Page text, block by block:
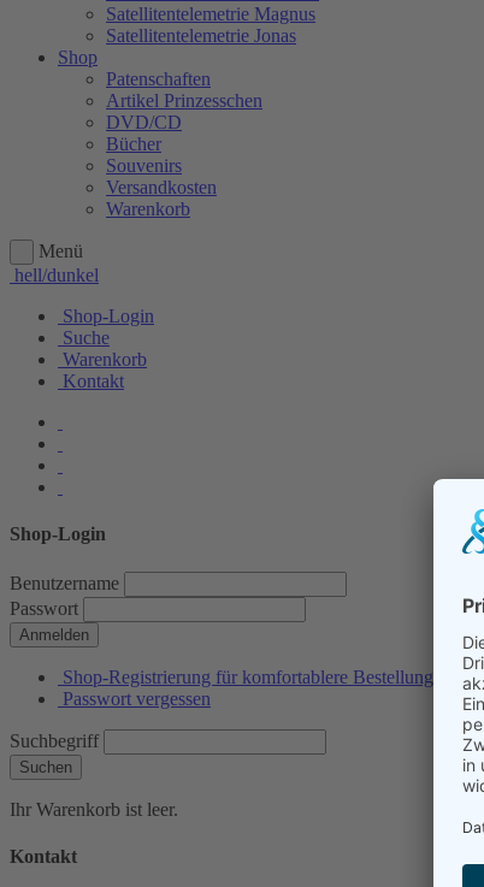
Satellitentelemetrie Magnus
Satellitentelemetrie Jonas
Shop
Patenschaften
Artikel Prinzesschen
DVD/CD
Bücher
Souvenirs
Versandkosten
Warenkorb
Menü
hell/dunkel
Shop-Login
Suche
Warenkorb
Kontakt
Shop-Login
Benutzername
Passwort
Anmelden
Shop-Registrierung für komfortablere Bestellungen
Passwort vergessen
Suchbegriff
Suchen
Ihr Warenkorb ist leer.
Kontakt